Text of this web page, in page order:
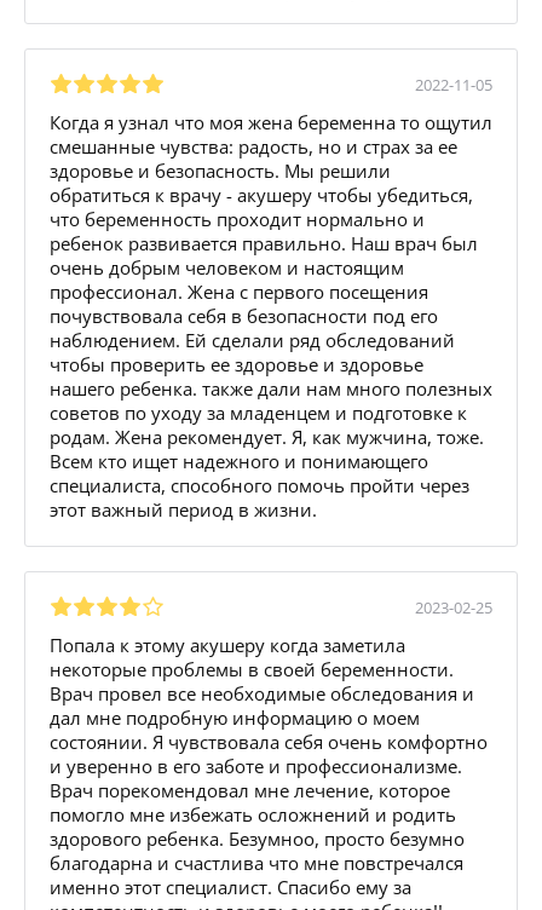
2022-11-05
Когда я узнал что моя жена беременна то ощутил
смешанные чувства: радость, но и страх за ее
здоровье и безопасность. Мы решили
обратиться к врачу - акушеру чтобы убедиться,
что беременность проходит нормально и
ребенок развивается правильно. Наш врач был
очень добрым человеком и настоящим
профессионал. Жена с первого посещения
почувствовала себя в безопасности под его
наблюдением. Ей сделали ряд обследований
чтобы проверить ее здоровье и здоровье
нашего ребенка. также дали нам много полезных
советов по уходу за младенцем и подготовке к
родам. Жена рекомендует. Я, как мужчина, тоже.
Всем кто ищет надежного и понимающего
специалиста, способного помочь пройти через
этот важный период в жизни.
2023-02-25
Попала к этому акушеру когда заметила
некоторые проблемы в своей беременности.
Врач провел все необходимые обследования и
дал мне подробную информацию о моем
состоянии. Я чувствовала себя очень комфортно
и уверенно в его заботе и профессионализме.
Врач порекомендовал мне лечение, которое
помогло мне избежать осложнений и родить
здорового ребенка. Безумноо, просто безумно
благодарна и счастлива что мне повстречался
именно этот специалист. Спасибо ему за